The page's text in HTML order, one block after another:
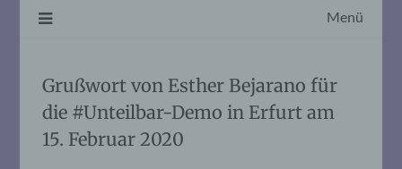
Menü
Grußwort von Esther Bejarano für
die #Unteilbar-Demo in Erfurt am
15. Februar 2020